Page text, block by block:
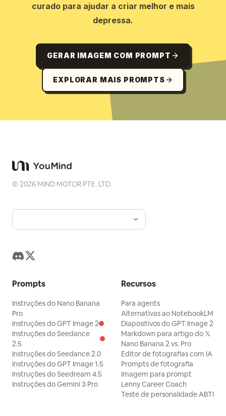
curado para ajudar a criar melhor e mais
depressa.
GERAR IMAGEM COM PROMPT
EXPLORAR MAIS PROMPTS
©2026 MIND MOTOR PTE. LTD.
Prompts
Instruções do Nano Banana
Pro
Instruções do GPT Image 2
Instruções do Seedance
2.5
Instruções do Seedance 2.0
Instruções do GPT Image 1.5
Instruções do Seedream 4.5
Instruções do Gemini 3 Pro
Recursos
Para agents
Alternativas ao NotebookLM
Diapositivos do GPT Image 2
Markdown para artigo do 𝕏
Nano Banana 2 vs. Pro
Editor de fotografias com IA
Prompts de fotografia
Imagem para prompt
Lenny Career Coach
Teste de personalidade ABTI